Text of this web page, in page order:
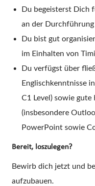
Du begeisterst Dich
an der Durchführung
Du bist gut
im Einhalten von
Du verfügst über
Englischkenntnisse
C1 Level) sowie
(insbesondere
PowerPoint sowie
Bereit, loszulegen?
Bewirb dich jetzt und
aufzubauen.